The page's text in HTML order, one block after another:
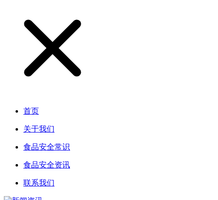
首页
关于我们
食品安全常识
食品安全资讯
联系我们